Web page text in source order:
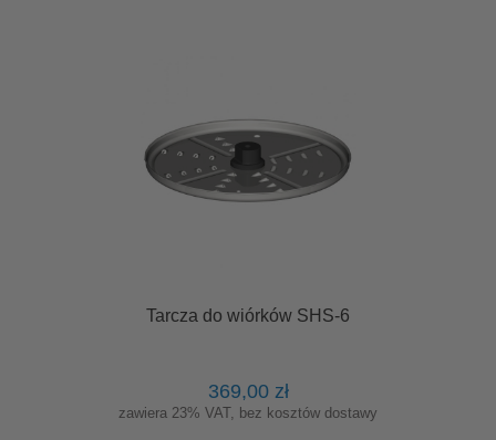
Tarcza do wiórków SHS-6
369,00 zł
zawiera 23% VAT, bez kosztów dostawy